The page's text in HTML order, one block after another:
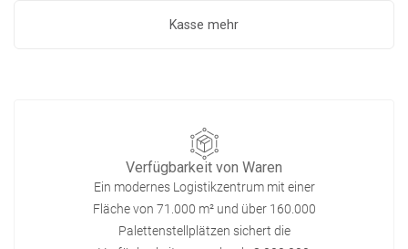
Kasse mehr
Verfügbarkeit von Waren
Ein modernes Logistikzentrum mit einer
Fläche von 71.000 m² und über 160.000
Palettenstellplätzen sichert die